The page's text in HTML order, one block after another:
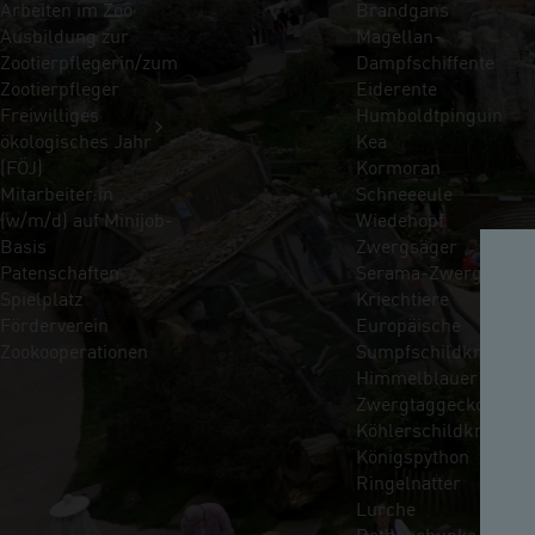
Arbeiten im Zoo
Ausbildung zur
Zootierpflegerin/zum
Zootierpfleger
Freiwilliges
ökologisches Jahr
(FÖJ)
Mitarbeiter:in
(w/m/d) auf Minijob-
Basis
Patenschaften
Spielplatz
Förderverein
Zookooperationen
Brandgans
Magellan-
Dampfschiffente
Eiderente
Humboldtpinguin
Kea
Kormoran
Schneeeule
Wiedehopf
Zwergsäger
Serama-
Kriechtiere
Europäische
Sumpfschildkröte
Himmelblauer
Zwergtaggecko
Köhlerschildkröte
Königspython
Ringelnatter
Lurche